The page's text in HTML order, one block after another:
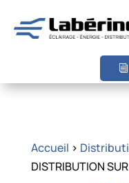
Accueil >
DISTRIBUTION